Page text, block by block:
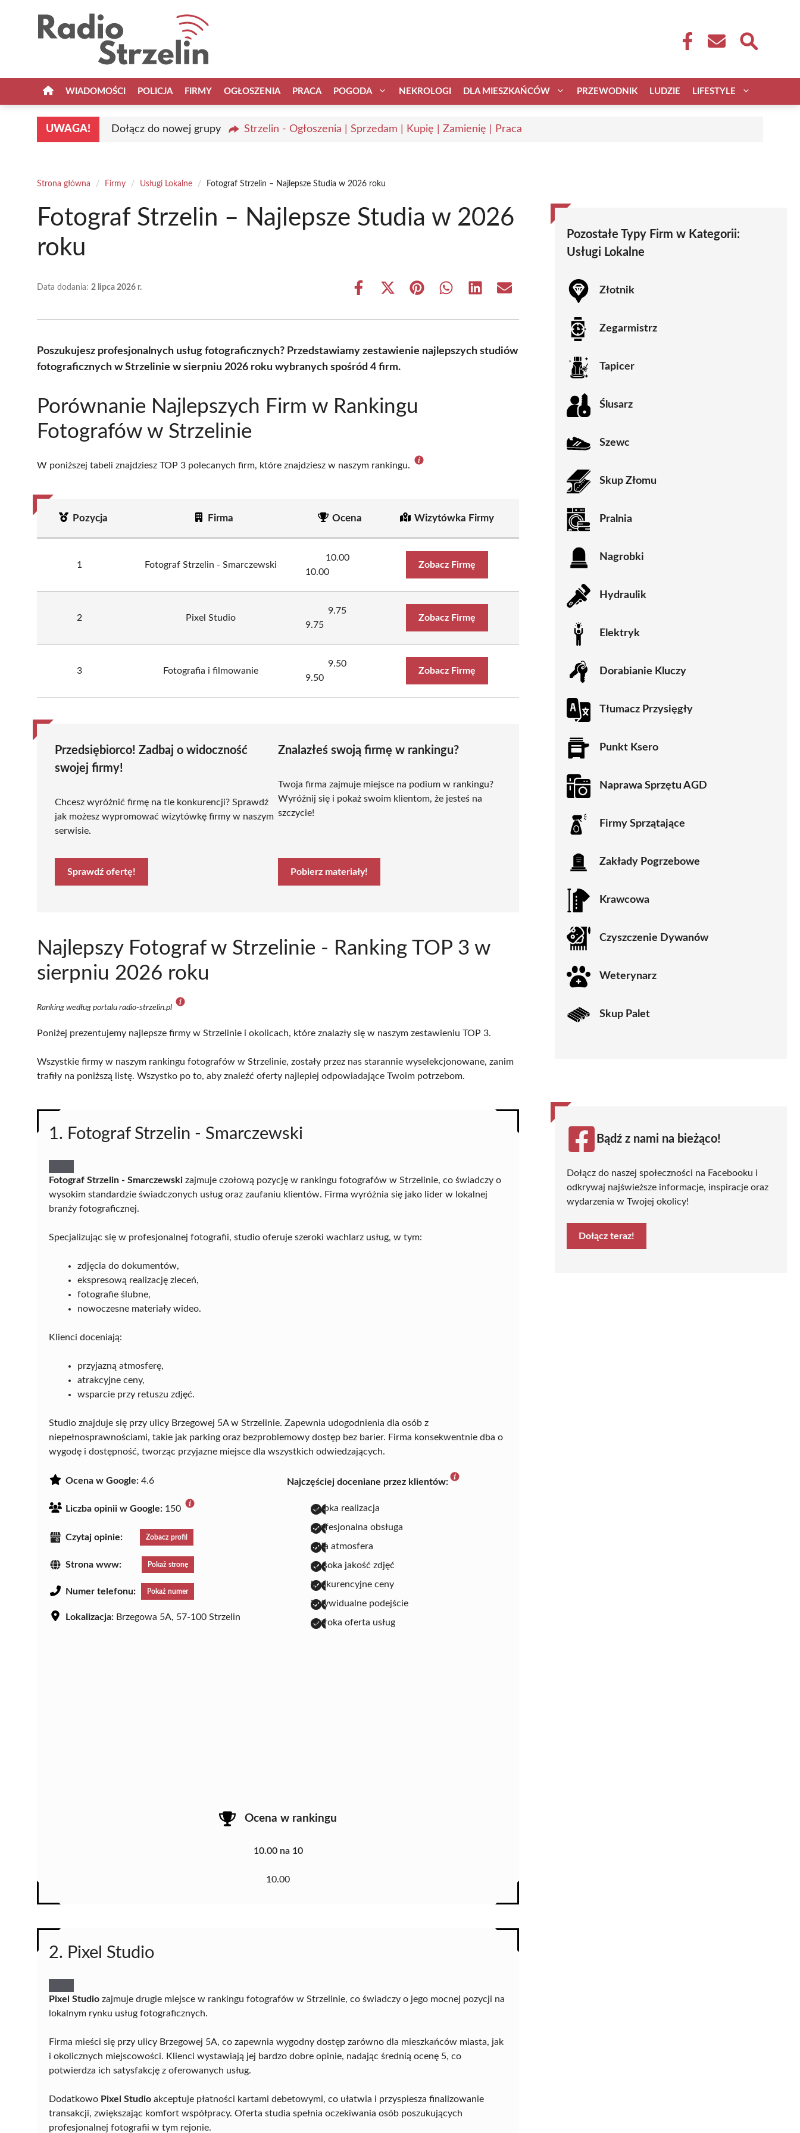
WIADOMOŚCI POLICJA FIRMY OGŁOSZENIA PRACA POGODA NEKROLOGI DLA MIESZKAŃCÓW PRZEWODNIK LUDZIE LIFESTYLE
UWAGA! Dołącz do nowej grupy Strzelin - Ogłoszenia | Sprzedam | Kupię | Zamienię | Praca
Strona główna / Firmy / Usługi Lokalne / Fotograf Strzelin – Najlepsze Studia w 2026 roku
Fotograf Strzelin – Najlepsze Studia w 2026
roku
Data dodania: 2 lipca 2026 r.
Share
Share
(Twitter)
Share Share Share Share
Poszukujesz profesjonalnych usług fotograficznych? Przedstawiamy zestawienie najlepszych studiów
fotograficznych w Strzelinie w sierpniu 2026 roku wybranych spośród 4 firm.
Porównanie Najlepszych Firm w Rankingu
Fotografów w Strzelinie
W poniższej tabeli znajdziesz TOP 3 polecanych firm, które znajdziesz w naszym rankingu.
Pozycja Firma Ocena Wizytówka Firmy
1 Fotograf Strzelin - Smarczewski
10.00
10.00
Zobacz Firmę
2 Pixel Studio
9.75
9.75
Zobacz Firmę
3 Fotografia i filmowanie
9.50
9.50
Zobacz Firmę
Przedsiębiorco! Zadbaj o widoczność
swojej firmy!
Chcesz wyróżnić firmę na tle konkurencji? Sprawdź
jak możesz wypromować wizytówkę firmy w naszym
serwisie.
Sprawdź ofertę!
Znalazłeś swoją firmę w rankingu?
Twoja firma zajmuje miejsce na podium w rankingu?
Wyróżnij się i pokaż swoim klientom, że jesteś na
szczycie!
Pobierz materiały!
Najlepszy Fotograf w Strzelinie - Ranking TOP 3 w
sierpniu 2026 roku
Ranking według portalu radio-strzelin.pl
Poniżej prezentujemy najlepsze firmy w Strzelinie i okolicach, które znalazły się w naszym zestawieniu TOP 3.
Wszystkie firmy w naszym rankingu fotografów w Strzelinie, zostały przez nas starannie wyselekcjonowane, zanim
trafiły na poniższą listę. Wszystko po to, aby znaleźć oferty najlepiej odpowiadające Twoim potrzebom.
1. Fotograf Strzelin - Smarczewski
Fotograf Strzelin - Smarczewski zajmuje czołową pozycję w rankingu fotografów w Strzelinie, co świadczy o
wysokim standardzie świadczonych usług oraz zaufaniu klientów. Firma wyróżnia się jako lider w lokalnej
branży fotograficznej.
Specjalizując się w profesjonalnej fotografii, studio oferuje szeroki wachlarz usług, w tym:
zdjęcia do dokumentów,
ekspresową realizację zleceń,
fotografie ślubne,
nowoczesne materiały wideo.
Klienci doceniają:
przyjazną atmosferę,
atrakcyjne ceny,
wsparcie przy retuszu zdjęć.
Studio znajduje się przy ulicy Brzegowej 5A w Strzelinie. Zapewnia udogodnienia dla osób z
niepełnosprawnościami, takie jak parking oraz bezproblemowy dostęp bez barier. Firma konsekwentnie dba o
wygodę i dostępność, tworząc przyjazne miejsce dla wszystkich odwiedzających.
Ocena w Google: 4.6
Liczba opinii w Google: 150
Czytaj opinie: Zobacz profil
Strona www: Pokaż stronę
Numer telefonu: Pokaż numer
Lokalizacja: Brzegowa 5A, 57-100 Strzelin
Najczęściej doceniane przez klientów:
szybka realizacja
profesjonalna obsługa
miła atmosfera
wysoka jakość zdjęć
konkurencyjne ceny
indywidualne podejście
szeroka oferta usług
Ocena w rankingu
10.00 na 10
10.00
2. Pixel Studio
Pixel Studio zajmuje drugie miejsce w rankingu fotografów w Strzelinie, co świadczy o jego mocnej pozycji na
lokalnym rynku usług fotograficznych.
Firma mieści się przy ulicy Brzegowej 5A, co zapewnia wygodny dostęp zarówno dla mieszkańców miasta, jak
i okolicznych miejscowości. Klienci wystawiają jej bardzo dobre opinie, nadając średnią ocenę 5, co
potwierdza ich satysfakcję z oferowanych usług.
Dodatkowo Pixel Studio akceptuje płatności kartami debetowymi, co ułatwia i przyspiesza finalizowanie
transakcji, zwiększając komfort współpracy. Oferta studia spełnia oczekiwania osób poszukujących
profesjonalnej fotografii w tym rejonie.
Pozostałe Typy Firm w Kategorii:
Usługi Lokalne
Złotnik
Zegarmistrz
Tapicer
Ślusarz
Szewc
Skup Złomu
Pralnia
Nagrobki
Hydraulik
Elektryk
Dorabianie Kluczy
Tłumacz Przysięgły
Punkt Ksero
Naprawa Sprzętu AGD
Firmy Sprzątające
Zakłady Pogrzebowe
Krawcowa
Czyszczenie Dywanów
Weterynarz
Skup Palet
Bądź z nami na bieżąco!
Dołącz do naszej społeczności na Facebooku i
odkrywaj najświeższe informacje, inspiracje oraz
wydarzenia w Twojej okolicy!
Dołącz teraz!